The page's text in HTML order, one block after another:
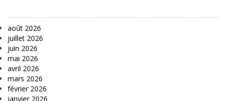
août 2026
juillet 2026
juin 2026
mai 2026
avril 2026
mars 2026
février 2026
janvier 2026